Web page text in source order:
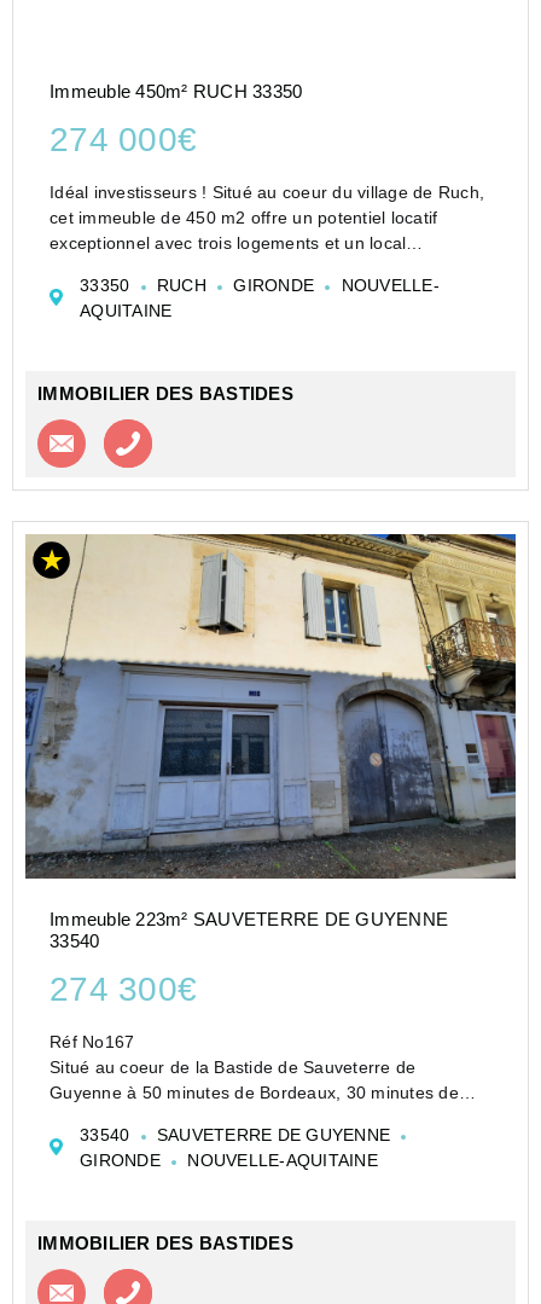
Immeuble 450m² RUCH 33350
274 000€
Idéal investisseurs ! Situé au coeur du village de Ruch,
cet immeuble de 450 m2 offre un potentiel locatif
exceptionnel avec trois logements et un local
plus de 2 000 EUR.
La maison de 110 m2 avec garage et j...
33350 RUCH GIRONDE
NOUVELLE-
AQUITAINE
IMMOBILIER DES BASTIDES
Contacter l'agence
Immeuble 223m² SAUVETERRE DE GUYENNE
33540
274 300€
Réf No167
Situé au coeur de la Bastide de Sauveterre de
Guyenne à 50 minutes de Bordeaux, 30 minutes de
cet immeuble de rapport composé de 3 logements
actuellemnt loués.
33540
SAUVETERRE DE GUYENNE
GIRONDE
NOUVELLE-AQUITAINE
IMMOBILIER DES BASTIDES
Contacter l'agence